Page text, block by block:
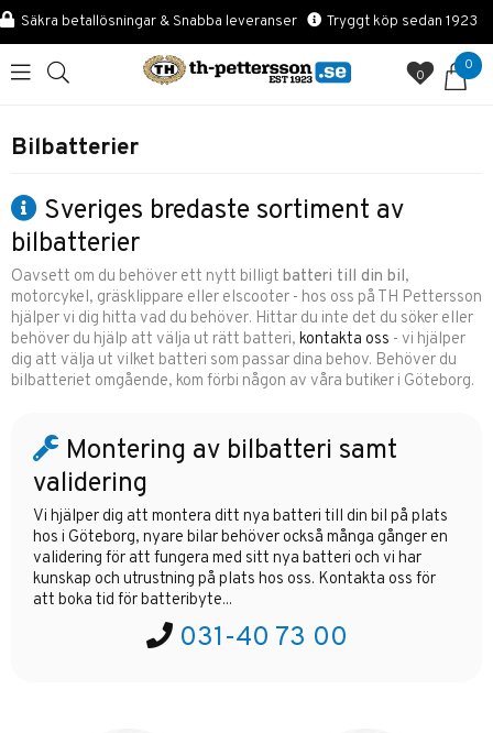
Säkra betallösningar & Snabba leveranser Tryggt köp sedan 1923
0
0
Bilbatterier
Sveriges bredaste sortiment av
bilbatterier
Oavsett om du behöver ett nytt billigt batteri till din bil,
motorcykel, gräsklippare eller elscooter - hos oss på TH Pettersson
hjälper vi dig hitta vad du behöver. Hittar du inte det du söker eller
behöver du hjälp att välja ut rätt batteri, kontakta oss - vi hjälper
dig att välja ut vilket batteri som passar dina behov. Behöver du
bilbatteriet omgående, kom förbi någon av våra butiker i Göteborg.
Montering av bilbatteri samt
validering
Vi hjälper dig att montera ditt nya batteri till din bil på plats
hos i Göteborg, nyare bilar behöver också många gånger en
validering för att fungera med sitt nya batteri och vi har
kunskap och utrustning på plats hos oss. Kontakta oss för
att boka tid för batteribyte...
031-40 73 00